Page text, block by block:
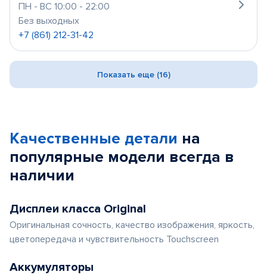
ПН - ВС 10:00 - 22:00
Без выходных
+7 (861) 212-31-42
Показать еще (16)
Качественные детали на
популярные модели всегда в
наличии
Дисплеи класса Original
Оригинальная сочность, качество изображения, яркость,
цветопередача и чувствительность Touchscreen
Аккумуляторы